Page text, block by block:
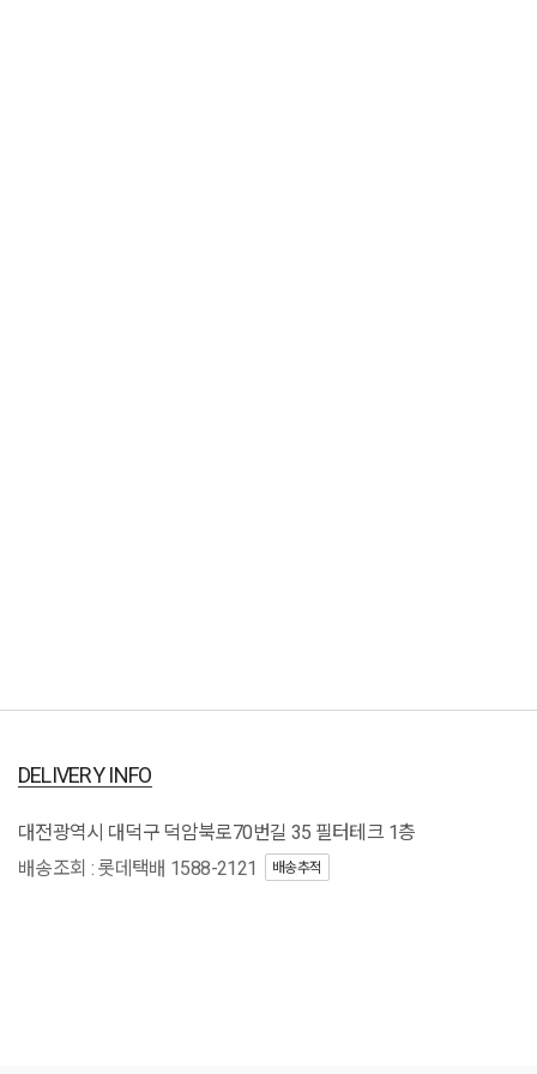
DELIVERY INFO
대전광역시 대덕구 덕암북로70번길 35 필터테크 1층
배송조회 : 롯데택배 1588-2121
배송추적